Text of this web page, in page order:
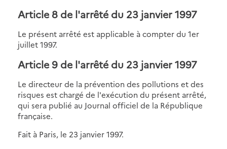
Article 8 de l'arrêté du 23 janvier 1997
Le présent arrêté est applicable à compter du 1er
juillet 1997.
Article 9 de l'arrêté du 23 janvier 1997
Le directeur de la prévention des pollutions et des
risques est chargé de l'exécution du présent arrêté,
qui sera publié au Journal officiel de la République
française.
Fait à Paris, le 23 janvier 1997.